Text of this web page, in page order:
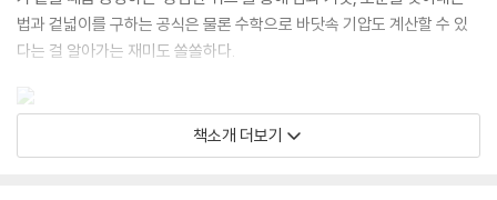
법과 겉넓이를 구하는 공식은 물론 수학으로 바닷속 기압도 계산할 수 있
다는 걸 알아가는 재미도 쏠쏠하다.
서울대 출신 수학박사 남호영의 흥미진진 스토리 수학
책소개 더보기